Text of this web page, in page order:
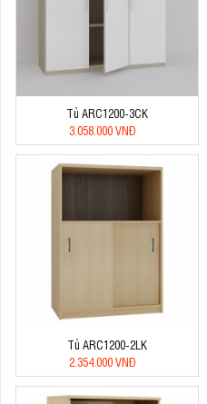
Tủ ARC1200-3CK
3.058.000 VNĐ
Tủ ARC1200-2LK
2.354.000 VNĐ